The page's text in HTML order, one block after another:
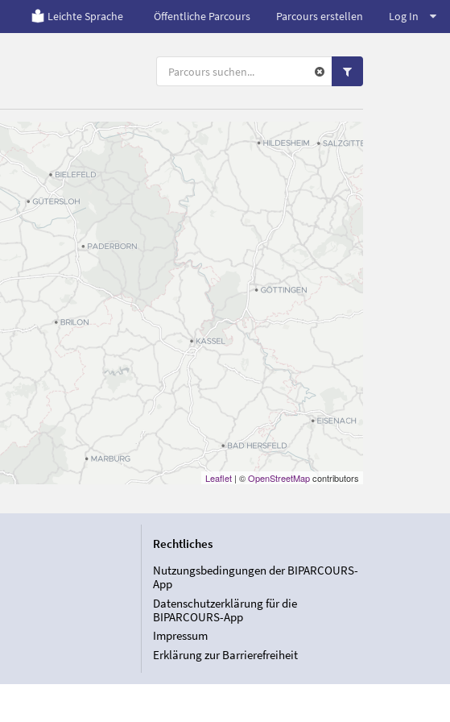
Leichte Sprache Öffentliche Parcours Parcours erstellen Log In
Leaflet| ©OpenStreetMapcontributors
Rechtliches
Nutzungsbedingungen der BIPARCOURS-
App
Datenschutzerklärung für die
BIPARCOURS-App
Impressum
Erklärung zur Barrierefreiheit